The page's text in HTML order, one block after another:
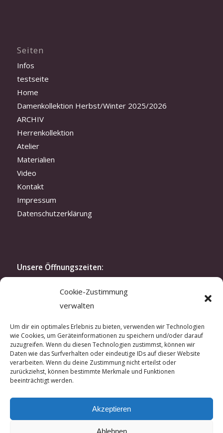
Cookie-Zustimmung
verwalten
Um dir ein optimales Erlebnis zu bieten, verwenden wir Technologien
wie Cookies, um Geräteinformationen zu speichern und/oder darauf
zuzugreifen. Wenn du diesen Technologien zustimmst, können wir
Daten wie das Surfverhalten oder eindeutige IDs auf dieser Website
verarbeiten. Wenn du deine Zustimmung nicht erteilst oder
zurückziehst, können bestimmte Merkmale und Funktionen
beeinträchtigt werden.
Akzeptieren
Ablehnen
Seiten
Infos
testseite
Home
Damenkollektion Herbst/Winter 2025/2026
ARCHIV
Herrenkollektion
Atelier
Materialien
Video
Kontakt
Impressum
Datenschutzerklärung
Unsere Öffnungszeiten:
Samstag: 11.30-16 Uhr
oder nach Vereinbarung
Modenschau:
Zweimal im Jahr laden wir exklusiv unsere Kunden
und Kundinnen zu unserer Modenschau ein. In der
kreativen Atmosphäre unseres Ateliers lassen sich
hautnah unsere aktuellen Kreationen erleben.
sprechen Sie uns gerne an.